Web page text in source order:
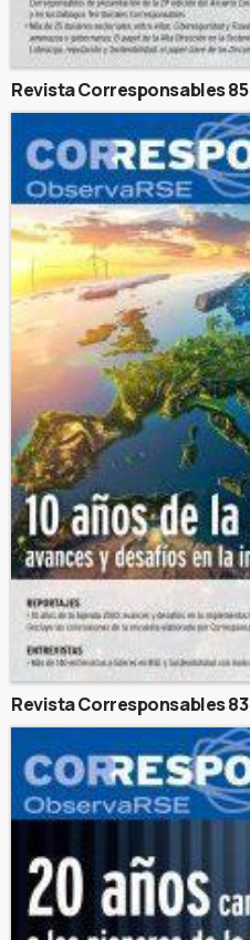
Revista Corresponsables 85
Revista Corresponsables 83